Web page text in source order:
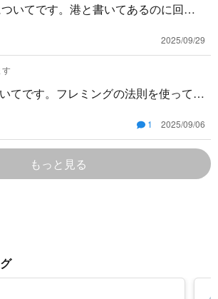
いてです。港と書いてあるのに回答
。貿易港には空港も含まれるのです
2025/09/29
いてです。フレミングの法則を使って解
答えがイでした。 解説には問題にエ
れていたから逆向きに振れると書いて
。 そもそもなぜエの向きに振れるかす
せん。
1 2025/09/06
もっと見る